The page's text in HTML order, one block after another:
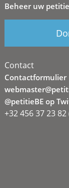
Beheer uw
Contact
Contactformulier
@petitieBE op
+32 456 37 23